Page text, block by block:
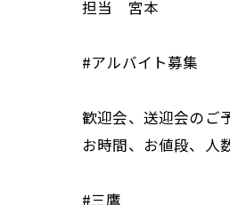
担当 宮本
#アルバイト募集
歓迎会、送迎会のご
お時間、お値段、人
#三鷹